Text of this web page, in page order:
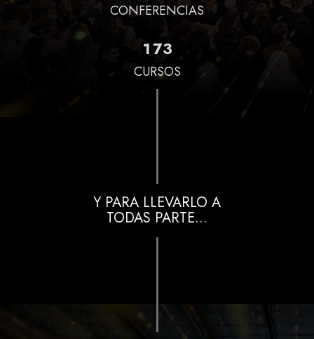
CONFERENCIAS
173
CURSOS
Y PARA LLEVARLO A
TODAS PARTE...